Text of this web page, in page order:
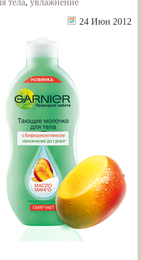
24 Июн 2012